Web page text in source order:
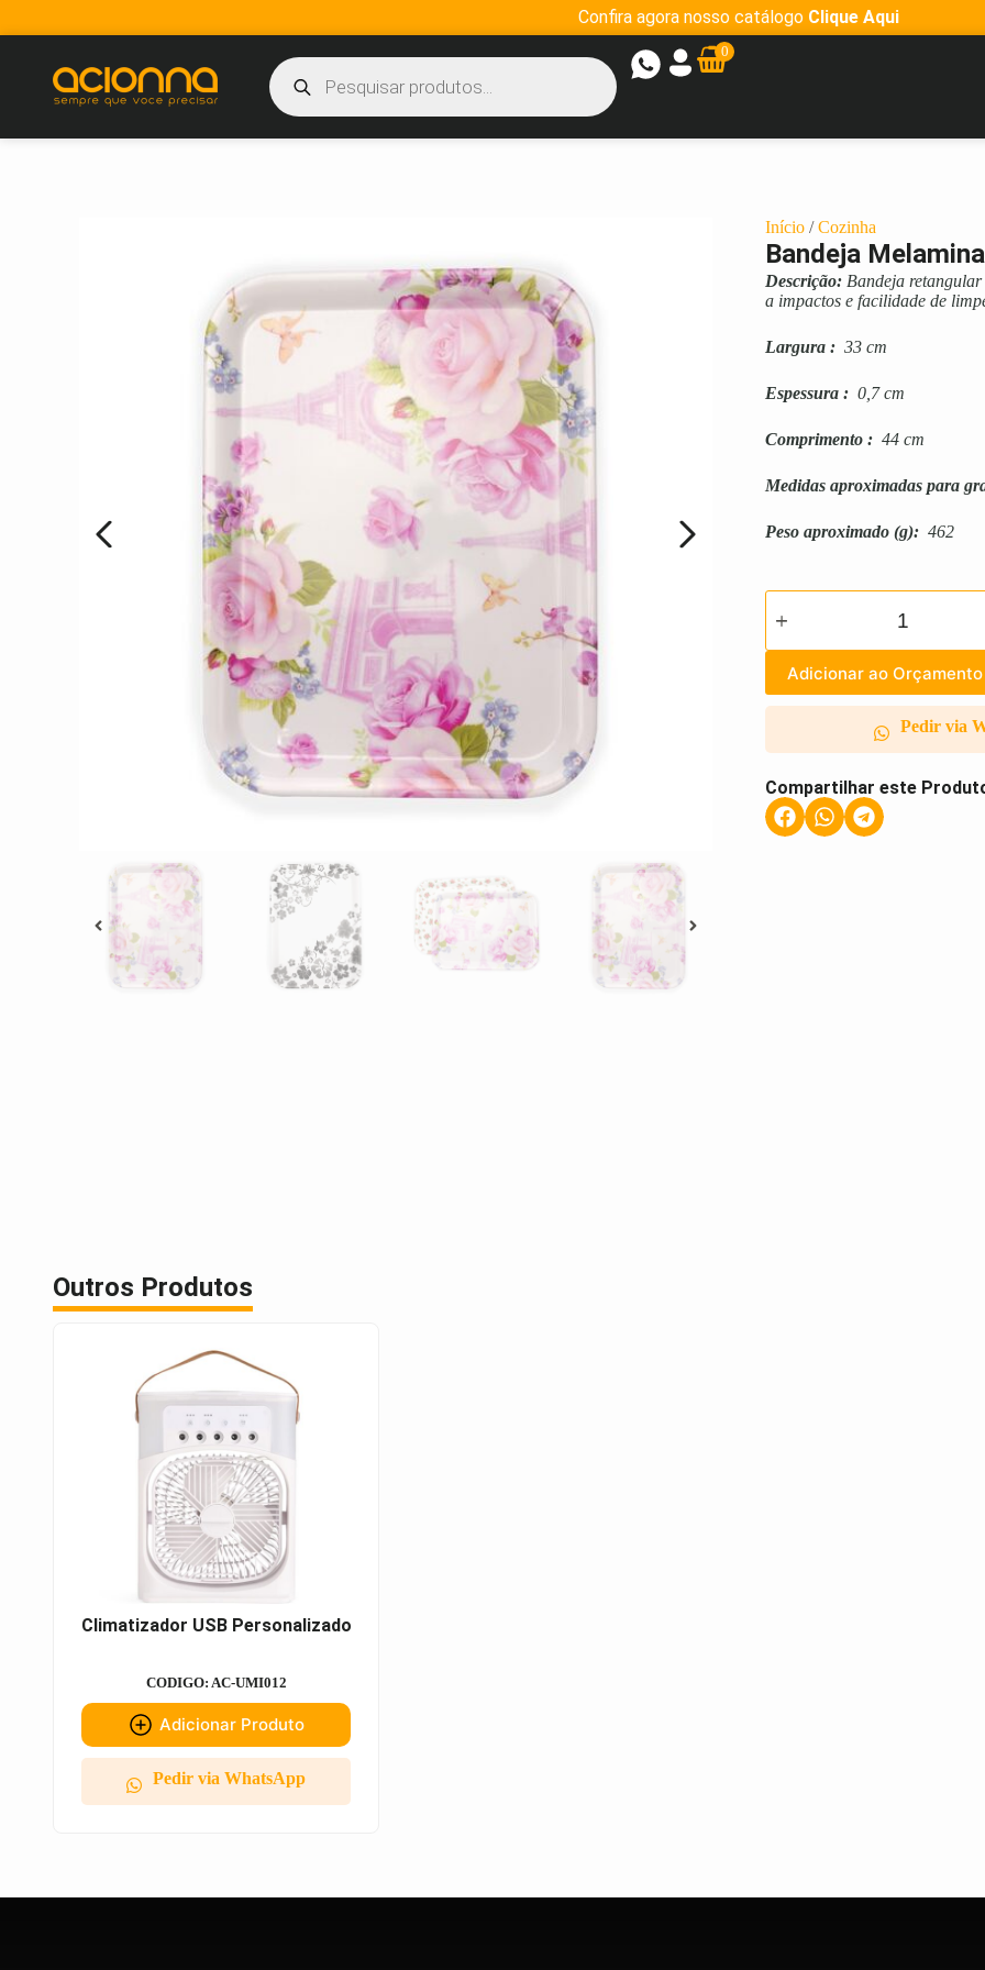
Confira agora nosso catálogo Clique Aqui
0
Início /Cozinha
Bandeja
Descrição: Bandeja
a impactos e facilidade de
Largura : 33 cm
Espessura : 0,7 cm
Comprimento : 44 cm
Medidas aproximadas para
Peso aproximado (g): 462
Adicionar ao Orçamento
Pedir via
Compartilhar este
Outros Produtos
Climatizador USB Personalizado
CODIGO: AC-UMI012
Adicionar Produto
Pedir via WhatsApp